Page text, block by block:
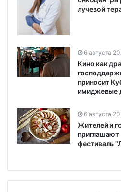
лучевой
6 августа
Кино как
приносит
имиджевые
6 августа
Жителей и
приглашают
фестиваль